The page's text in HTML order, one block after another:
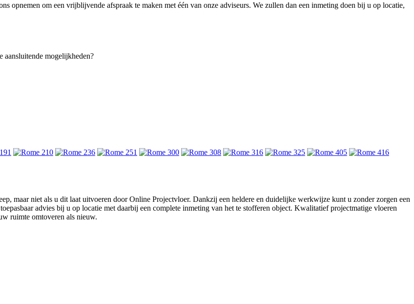
opnemen om een vrijblijvende afspraak te maken met één van onze adviseurs. We zullen dan een inmeting doen bij u op locatie,
aansluitende mogelijkheden?
maar niet als u dit laat uitvoeren door Online Projectvloer. Dankzij een heldere en duidelijke werkwijze kunt u zonder zorgen een
advies bij u op locatie met daarbij een complete inmeting van het te stofferen object. Kwalitatief projectmatige vloeren
ruimte omtoveren als nieuw.